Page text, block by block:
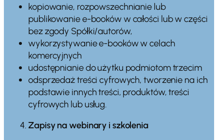
kopiowanie, rozpowszechnianie lub
publikowanie e-booków w całości lub w części
bez zgody Spółki/autorów,
wykorzystywanie e-booków w celach
komercyjnych
udostępnianie do użytku podmiotom trzecim
odsprzedaż treści cyfrowych, tworzenie na ich
podstawie innych treści, produktów, treści
cyfrowych lub usług.
Zapisy na webinary i szkolenia